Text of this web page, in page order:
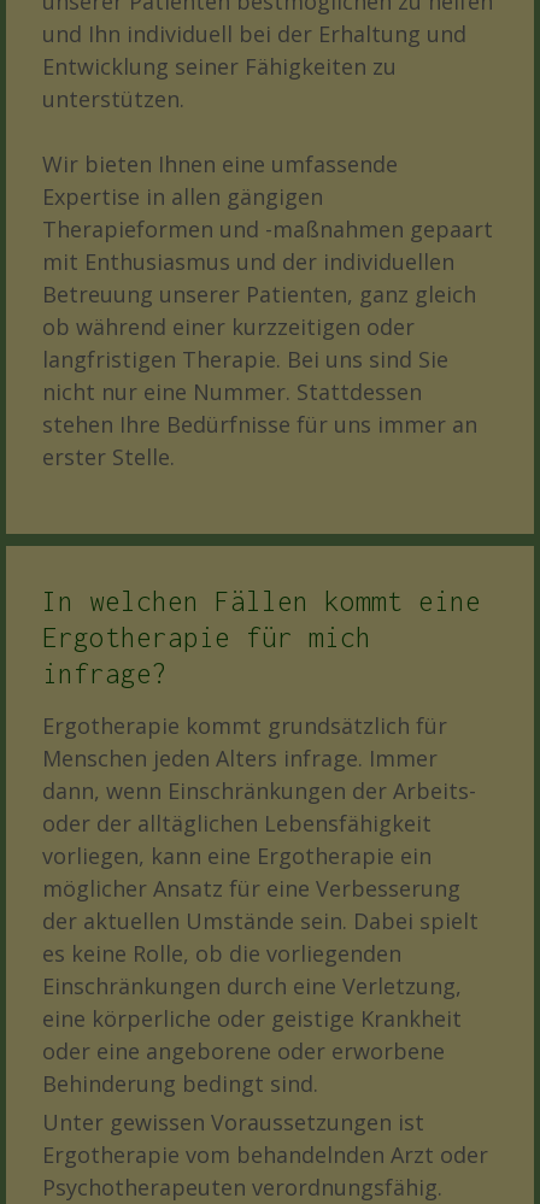
und Ihn individuell bei der Erhaltung und
Entwicklung seiner Fähigkeiten zu
unterstützen.
Wir bieten Ihnen eine umfassende
Expertise in allen gängigen
Therapieformen und -maßnahmen gepaart
mit Enthusiasmus und der individuellen
Betreuung unserer Patienten, ganz gleich
ob während einer kurzzeitigen oder
langfristigen Therapie. Bei uns sind Sie
nicht nur eine Nummer. Stattdessen
stehen Ihre Bedürfnisse für uns immer an
erster Stelle.
In welchen Fällen kommt eine
Ergotherapie für mich
infrage?
Ergotherapie kommt grundsätzlich für
Menschen jeden Alters infrage. Immer
dann, wenn Einschränkungen der Arbeits-
oder der alltäglichen Lebensfähigkeit
vorliegen, kann eine Ergotherapie ein
möglicher Ansatz für eine Verbesserung
der aktuellen Umstände sein. Dabei spielt
es keine Rolle, ob die vorliegenden
Einschränkungen durch eine Verletzung,
eine körperliche oder geistige Krankheit
oder eine angeborene oder erworbene
Behinderung bedingt sind.
Unter gewissen Voraussetzungen ist
Ergotherapie vom behandelnden Arzt oder
Psychotherapeuten verordnungsfähig.